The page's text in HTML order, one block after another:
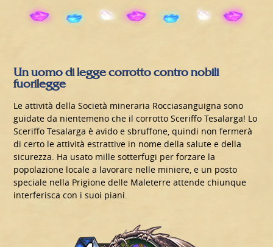
Un uomo di legge corrotto contro nobili
fuorilegge
Le attività della Società mineraria Rocciasanguigna sono
guidate da nientemeno che il corrotto Sceriffo Tesalarga! Lo
Sceriffo Tesalarga è avido e sbruffone, quindi non fermerà
di certo le attività estrattive in nome della salute e della
sicurezza. Ha usato mille sotterfugi per forzare la
popolazione locale a lavorare nelle miniere, e un posto
speciale nella Prigione delle Maleterre attende chiunque
interferisca con i suoi piani.